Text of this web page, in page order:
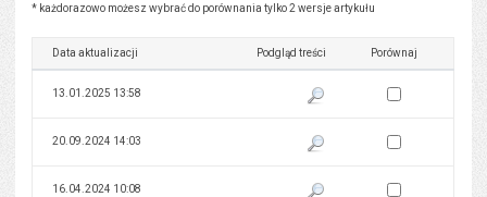
Rejestr zmian treści artykułu: Formy ochrony przyrody
* każdorazowo możesz wybrać do porównania tylko 2 wersje artykułu
Data aktualizacji Podgląd treści Porównaj
13.01.2025 13:58 Pokaż podgląd wersji z dnia
Zaznacz wersję do
20.09.2024 14:03 Pokaż podgląd wersji z dnia
Zaznacz wersję do
16.04.2024 10:08 Pokaż podgląd wersji z dnia
Zaznacz wersję do